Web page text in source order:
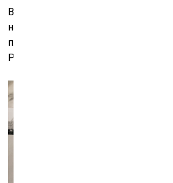
Возможно, потому, что это такие
нам кажется, никто больше не
платформе моды, где мы
Роландс.